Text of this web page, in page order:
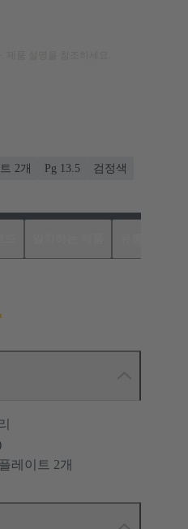
2개 Pg 13.5 검정색
레이트 2개